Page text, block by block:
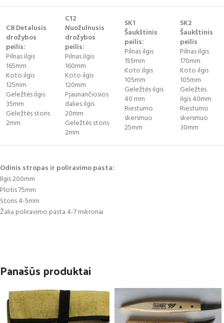
C8 Detalusis
drožybos
peilis:
Pilnas ilgis
165mm
Koto ilgis
125mm
Geležtės ilgis
35mm
Geležtės storis
2mm
C12
Nuožulnusis
drožybos
peilis:
Pilnas ilgis
160mm
Koto ilgis
120mm
Pjaunančiosios
dalies ilgis
20mm
Geležtės storis
2mm
SK1
Šaukštinis
peilis:
Pilnas ilgis
155mm
Koto ilgis
105mm
Geležtės ilgis
40 mm
Riestumo
skersmuo
25mm
SK2
Šaukštinis
peilis
Pilnas ilgis
170mm
Koto ilgis
105mm
Geležtės
ilgis 40mm
Riestumo
skersmuo
30mm
Odinis stropas ir poliravimo pasta:
Ilgis 200mm
Plotis 75mm
Storis 4-5mm
Žalia poliravimo pasta 4-7 mikronai
Panašūs produktai